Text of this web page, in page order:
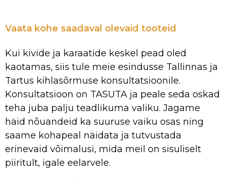
Vaata kohe saadaval olevaid tooteid
Kui kivide ja karaatide keskel pead oled
kaotamas, siis tule meie esindusse Tallinnas ja
Tartus kihlasõrmuse konsultatsioonile.
Konsultatsioon on TASUTA ja peale seda oskad
teha juba palju teadlikuma valiku. Jagame
häid nõuandeid ka suuruse vaiku osas ning
saame kohapeal näidata ja tutvustada
erinevaid võimalusi, mida meil on sisuliselt
piiritult, igale eelarvele.